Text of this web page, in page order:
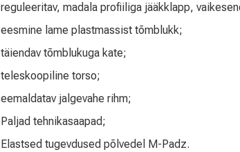
reguleeritav, madala profiiliga jääkklapp,
eesmine lame plastmassist tõmblukk;
täiendav tõmblukuga kate;
teleskoopiline torso;
eemaldatav jalgevahe rihm;
Paljad tehnikasaapad;
Elastsed tugevdused põlvedel M-Padz.